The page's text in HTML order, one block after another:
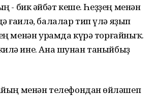
- бик һәйбәт кеше. Һеҙҙең менән
ғаилә, балалар тип үлә яҙып
менән урамда күрә торғайныҡ.
ине. Ана шунан таныйбыҙ
менән телефондан һөйләшеп